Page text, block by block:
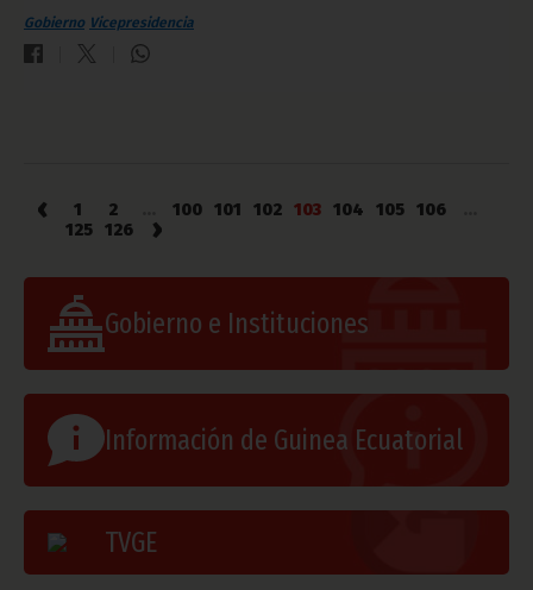
Gobierno Vicepresidencia
‹ 1 2 100 101 102 103 104 105 106
125 126 ›
Gobierno e Instituciones
Información de Guinea Ecuatorial
TVGE